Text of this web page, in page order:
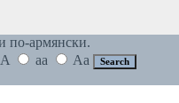
по-армянски.
aa
Aa